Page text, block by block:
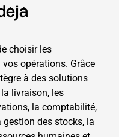
choisir les
opérations. Grâce
à des solutions
livraison, les
la comptabilité,
des stocks, la